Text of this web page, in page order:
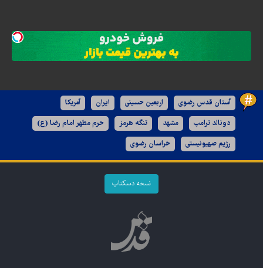
آستان قدس رضوی اربعین حسینی ایران آمریکا
دونالد ترامپ مشهد تنگه هرمز حرم مطهر امام رضا (ع)
رژیم صهیونیستی خراسان رضوی
نسخه دسکتاپ